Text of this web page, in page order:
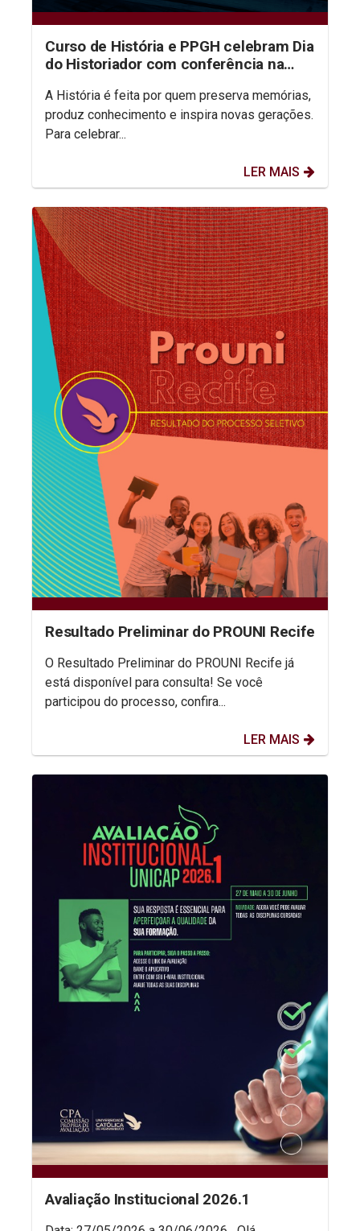
Curso de História e PPGH celebram Dia
do Historiador com conferência na
A História é feita por quem preserva memórias,
produz conhecimento e inspira novas gerações.
Para celebrar...
LER MAIS
Resultado Preliminar do PROUNI Recife
O Resultado Preliminar do PROUNI Recife já
está disponível para consulta! Se você
participou do processo, confira...
LER MAIS
Avaliação Institucional 2026.1